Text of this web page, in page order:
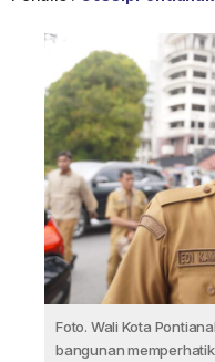
Foto. Wali Kota
bangunan